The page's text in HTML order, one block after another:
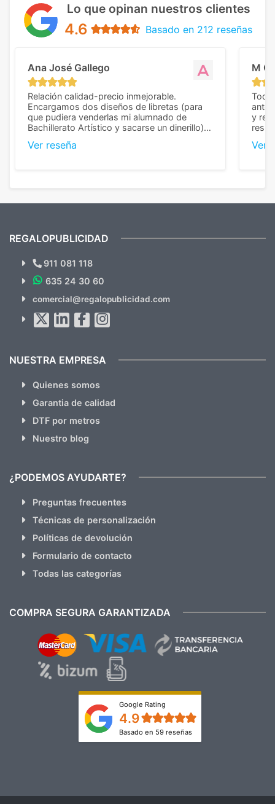
Lo que opinan nuestros clientes
4.6 Basado en 212 reseñas
Ana José Gallego
Relación calidad-precio inmejorable.
Encargamos dos diseños de libretas (para
que pudiera venderlas mi alumnado de
Bachillerato Artístico y sacarse un dinerillo) y
diferencia, con libretas de muy buena calidad
Ver reseña
M C
Todo
y
Ver
¿Quieres ver nuestras últimas
Novedades y Ofertas?
hacemos Spam)
REGALOPUBLICIDAD
911 081 118
635 24 30 60
comercial@regalopublicidad.com
NUESTRA EMPRESA
Quienes somos
Garantia de calidad
DTF por metros
Nuestro blog
¿PODEMOS AYUDARTE?
Preguntas frecuentes
Técnicas de personalización
Políticas de devolución
Formulario de contacto
Todas las categorías
COMPRA SEGURA GARANTIZADA
Google Rating
4.9
Basado en 59 reseñas